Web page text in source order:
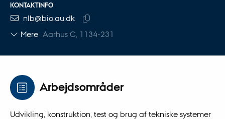
KONTAKTINFO
MAILADRESSE
nlb@bio.au.dk
Kopier
Mere Aarhus C, 1134-231
Arbejdsområder
Udvikling, konstruktion, test og brug af tekniske systemer